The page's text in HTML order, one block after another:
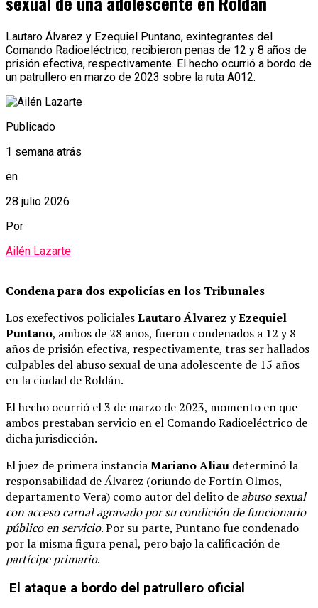
Lautaro Álvarez y Ezequiel Puntano, exintegrantes del
Comando Radioeléctrico, recibieron penas de 12 y 8 años de
prisión efectiva, respectivamente. El hecho ocurrió a bordo de
un patrullero en marzo de 2023 sobre la ruta A012.
Publicado
1 semana atrás
en
28 julio 2026
Por
Ailén Lazarte
Condena para dos expolicías en los Tribunales
Los exefectivos policialesLautaro Álvarez yEzequiel
Puntano, ambos de 28 años, fueron condenados a 12 y 8
años de prisión efectiva, respectivamente, tras ser hallados
culpables del abuso sexual de una adolescente de 15 años
en la ciudad de Roldán.
El hecho ocurrió el 3 de marzo de 2023, momento en que
ambos prestaban servicio en el Comando Radioeléctrico de
dicha jurisdicción.
El juez de primera instanciaMariano Aliau determinó la
responsabilidad de Álvarez (oriundo de Fortín Olmos,
departamento Vera) como autor del delito de abuso sexual
con acceso carnal agravado por su condición de funcionario
público en servicio. Por su parte, Puntano fue condenado
por la misma figura penal, pero bajo la calificación de
partícipe primario.
El ataque a bordo del patrullero oficial